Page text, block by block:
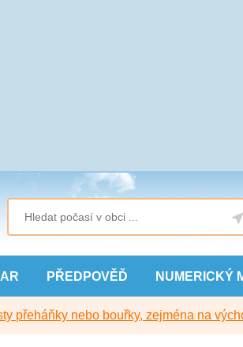
PŘEDPOVĚĎ NUMERICKÝ
přeháňky nebo bouřky, zejména na